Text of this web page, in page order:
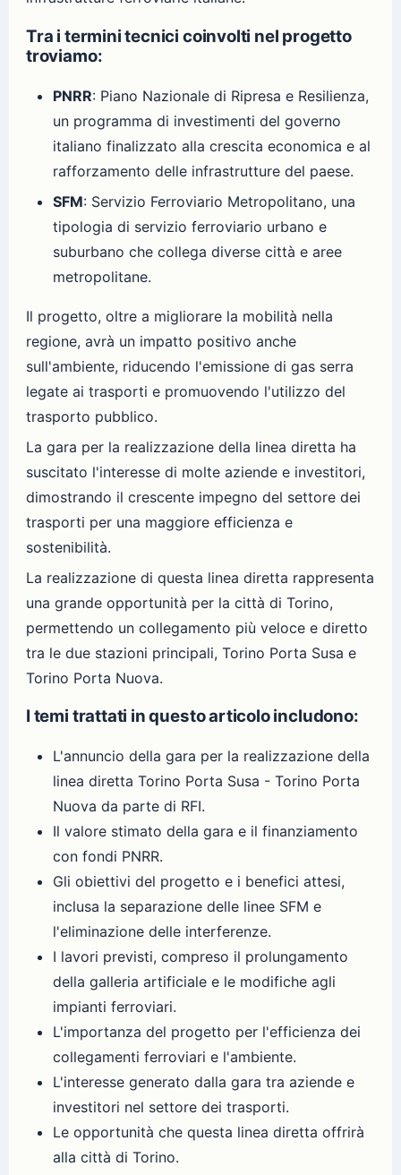
Tra i termini tecnici coinvolti nel progetto
troviamo:
PNRR: Piano Nazionale di Ripresa e Resilienza,
un programma di investimenti del governo
italiano finalizzato alla crescita economica e al
rafforzamento delle infrastrutture del paese.
SFM: Servizio Ferroviario Metropolitano, una
tipologia di servizio ferroviario urbano e
suburbano che collega diverse città e aree
metropolitane.
Il progetto, oltre a migliorare la mobilità nella
regione, avrà un impatto positivo anche
sull'ambiente, riducendo l'emissione di gas serra
legate ai trasporti e promuovendo l'utilizzo del
trasporto pubblico.
La gara per la realizzazione della linea diretta ha
suscitato l'interesse di molte aziende e investitori,
dimostrando il crescente impegno del settore dei
trasporti per una maggiore efficienza e
sostenibilità.
La realizzazione di questa linea diretta rappresenta
una grande opportunità per la città di Torino,
permettendo un collegamento più veloce e diretto
tra le due stazioni principali, Torino Porta Susa e
Torino Porta Nuova.
I temi trattati in questo articolo includono:
L'annuncio della gara per la realizzazione della
linea diretta Torino Porta Susa - Torino Porta
Nuova da parte di RFI.
Il valore stimato della gara e il finanziamento
con fondi PNRR.
Gli obiettivi del progetto e i benefici attesi,
inclusa la separazione delle linee SFM e
l'eliminazione delle interferenze.
I lavori previsti, compreso il prolungamento
della galleria artificiale e le modifiche agli
impianti ferroviari.
L'importanza del progetto per l'efficienza dei
collegamenti ferroviari e l'ambiente.
L'interesse generato dalla gara tra aziende e
investitori nel settore dei trasporti.
Le opportunità che questa linea diretta offrirà
alla città di Torino.